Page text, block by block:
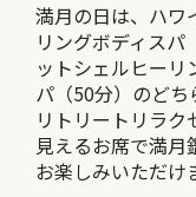
満月の日は、ハワ
リングボディスパ
ットシェルヒー
パ（50分）のどち
リトリートリラ
見えるお席で満月
お楽しみいただけ